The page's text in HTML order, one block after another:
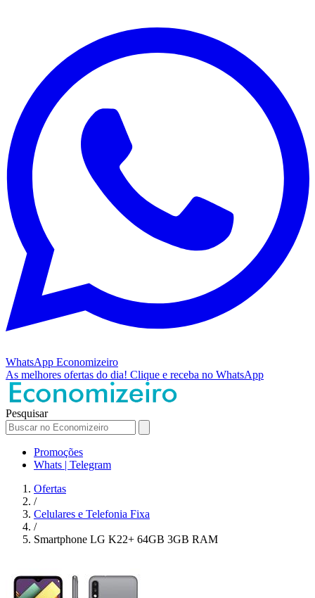
WhatsApp Economizeiro
As melhores ofertas do dia! Clique e receba no WhatsApp
Pesquisar
Promoções
Whats | Telegram
Ofertas
/
Celulares e Telefonia Fixa
/
Smartphone LG K22+ 64GB 3GB RAM